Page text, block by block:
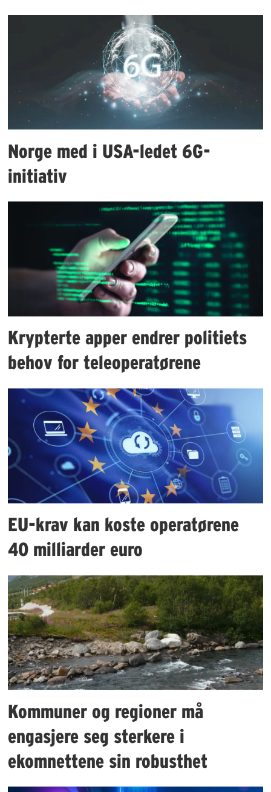
Norge med i USA-ledet 6G-
initiativ
Krypterte apper endrer politiets
behov for teleoperatørene
EU-krav kan koste operatørene
40 milliarder euro
Kommuner og regioner må
engasjere seg sterkere i
ekomnettene sin robusthet